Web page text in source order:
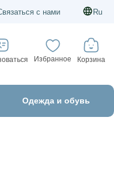
с нами Ru
Избранное Корзина
Одежда и обувь